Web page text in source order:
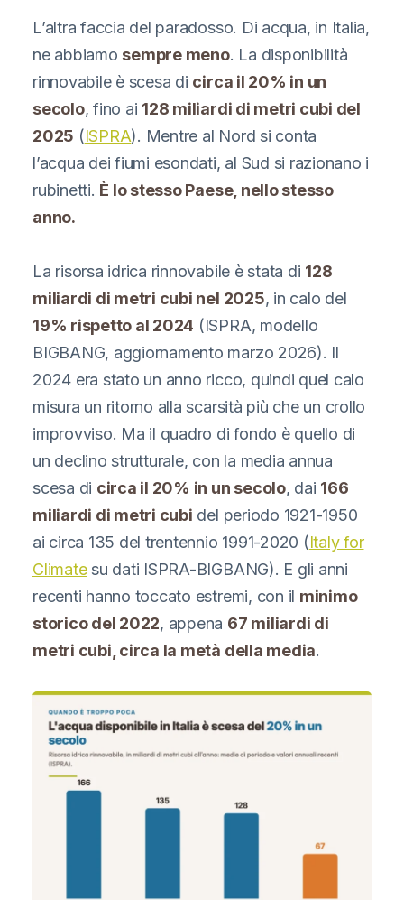
L’altra faccia del paradosso. Di acqua, in Italia,
ne abbiamo sempre meno. La disponibilità
rinnovabile è scesa di circa il 20% in un
secolo, fino ai 128 miliardi di metri cubi del
2025 (ISPRA). Mentre al Nord si conta
l’acqua dei fiumi esondati, al Sud si razionano i
rubinetti. È lo stesso Paese, nello stesso
anno.
La risorsa idrica rinnovabile è stata di 128
miliardi di metri cubi nel 2025, in calo del
19% rispetto al 2024 (ISPRA, modello
BIGBANG, aggiornamento marzo 2026). Il
2024 era stato un anno ricco, quindi quel calo
misura un ritorno alla scarsità più che un crollo
improvviso. Ma il quadro di fondo è quello di
un declino strutturale, con la media annua
scesa di circa il 20% in un secolo, dai 166
miliardi di metri cubi del periodo 1921-1950
ai circa 135 del trentennio 1991-2020 (Italy for
Climatesu dati ISPRA-BIGBANG). E gli anni
recenti hanno toccato estremi, con il minimo
storico del 2022, appena 67 miliardi di
metri cubi, circa la metà della media.